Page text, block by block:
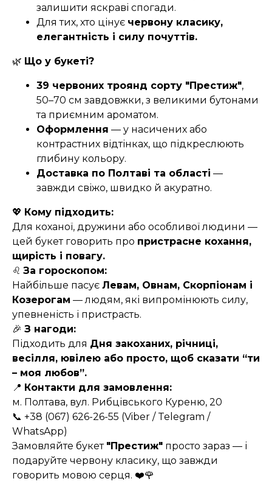
залишити яскраві спогади.
Для тих, хто цінує червону класику,
елегантність і силу почуттів.
🌿 Що у букеті?
39 червоних троянд сорту "Престиж",
50–70 см завдовжки, з великими бутонами
та приємним ароматом.
Оформлення — у насичених або
контрастних відтінках, що підкреслюють
глибину кольору.
Доставка по Полтаві та області —
завжди свіжо, швидко й акуратно.
💖 Кому підходить:
Для коханої, дружини або особливої людини —
цей букет говорить про пристрасне кохання,
щирість і повагу.
♌ За гороскопом:
Найбільше пасує Левам, Овнам, Скорпіонам і
Козерогам — людям, які випромінюють силу,
упевненість і пристрасть.
🎉 З нагоди:
Підходить для Дня закоханих, річниці,
весілля, ювілею або просто, щоб сказати “ти
– моя любов”.
📍 Контакти для замовлення:
м. Полтава, вул. Рибцівського Куреню, 20
📞 +38 (067) 626-26-55 (Viber / Telegram /
WhatsApp)
Замовляйте букет "Престиж" просто зараз — і
подаруйте червону класику, що завжди
говорить мовою серця. ❤️🌹